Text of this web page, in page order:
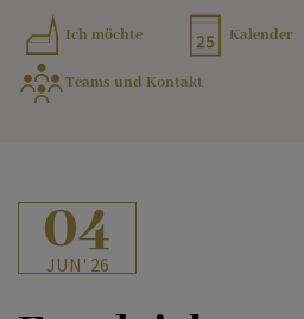
AKTUELL
SERVICE &
Ich möchte Kalender
Teams und Kontakt
04
JUN' 26